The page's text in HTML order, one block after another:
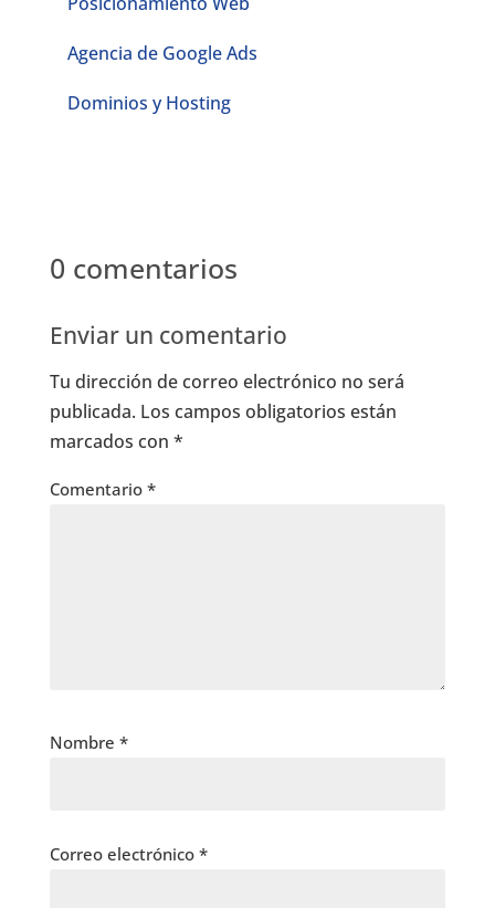
Agencia de Google Ads
Dominios y Hosting
0 comentarios
Enviar un comentario
Tu dirección de correo electrónico no será
publicada. Los campos obligatorios están
marcados con *
Comentario *
Nombre *
Correo electrónico *